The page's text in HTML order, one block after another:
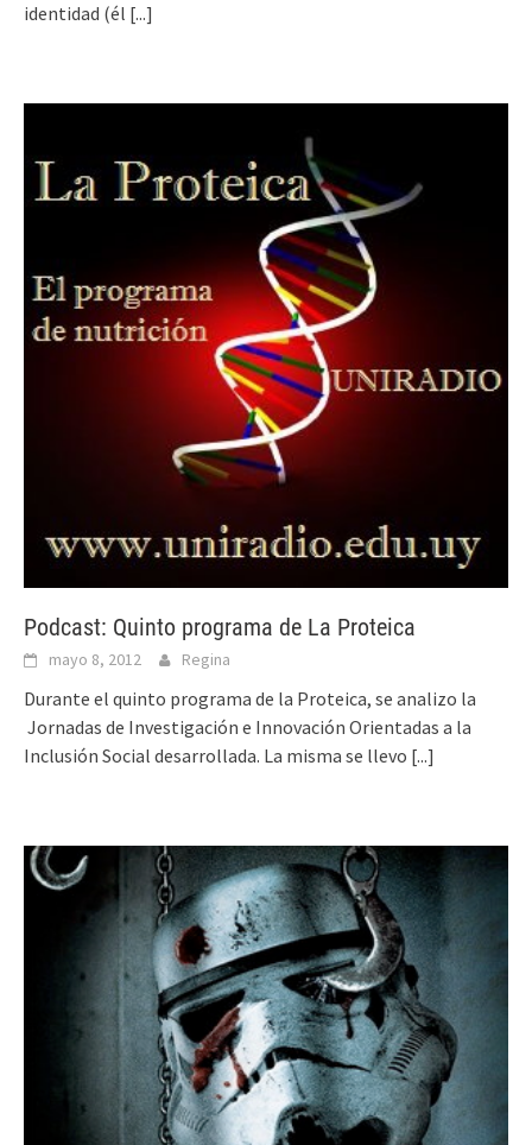
identidad (él [...]
Podcast: Quinto programa de La Proteica
mayo 8, 2012 Regina
Durante el quinto programa de la Proteica, se analizo la
Jornadas de Investigación e Innovación Orientadas a la
Inclusión Social desarrollada. La misma se llevo [...]